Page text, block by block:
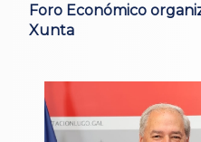
Foro Económico
Xunta